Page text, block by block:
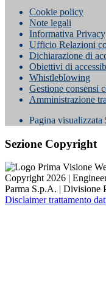
Cookie policy
Note legali
Informativa Privacy
Ufficio Relazioni
Dichiarazione di
Obiettivi di
Whistleblowing
Gestione consensi
Amministrazione
Pagina visualizzata
Sezione Copyright
Copyright 2026 |
Parma S.p.A. | Divisione
Disclaimer trattamento